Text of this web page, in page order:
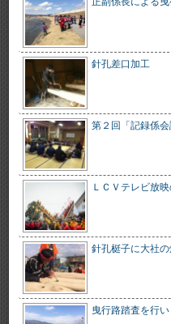
針孔差口加工
第２回「記録係
ＬＣＶテレビ放
針孔梃子に大社
曳行路踏査を行